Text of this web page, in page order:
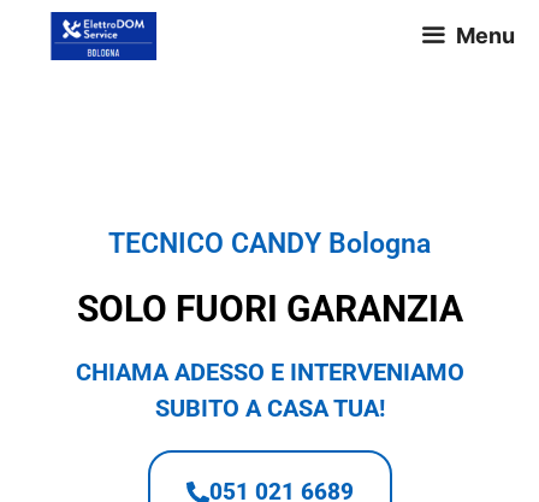
Menu
TECNICO CANDY Bologna
SOLO FUORI GARANZIA
CHIAMA ADESSO E INTERVENIAMO
SUBITO A CASA TUA!
051 021 6689